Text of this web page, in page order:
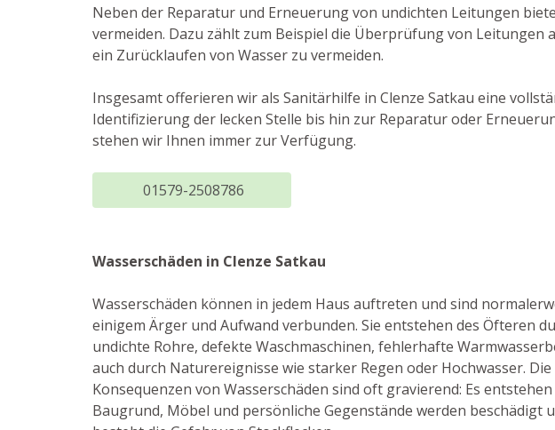
Neben der Reparatur und Erneuerung von undichten Leitungen
vermeiden. Dazu zählt zum Beispiel die Überprüfung von Leitungen
ein Zurücklaufen von Wasser zu vermeiden.
Insgesamt offerieren wir als Sanitärhilfe in Clenze Satkau eine
Identifizierung der lecken Stelle bis hin zur Reparatur oder
stehen wir Ihnen immer zur Verfügung.
01579-2508786
Wasserschäden in Clenze Satkau
Wasserschäden können in jedem Haus auftreten und sind
einigem Ärger und Aufwand verbunden. Sie entstehen des Öfteren
undichte Rohre, defekte Waschmaschinen, fehlerhafte
auch durch Naturereignisse wie starker Regen oder Hochwasser. Die
Konsequenzen von Wasserschäden sind oft gravierend: Es entstehen
Baugrund, Möbel und persönliche Gegenstände werden beschädigt